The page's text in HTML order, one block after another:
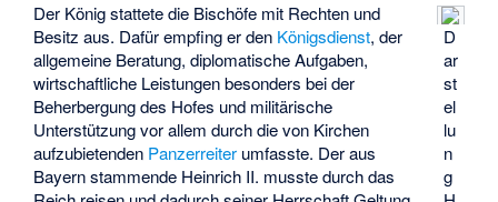
D
ar
st
el
lu
n
g
Der König stattete die Bischöfe mit Rechten und
Besitz aus. Dafür empfing er den Königsdienst, der
allgemeine Beratung, diplomatische Aufgaben,
wirtschaftliche Leistungen besonders bei der
Beherbergung des Hofes und militärische
Unterstützung vor allem durch die von Kirchen
aufzubietenden Panzerreiter umfasste. Der aus
Bayern stammende Heinrich II. musste durch das